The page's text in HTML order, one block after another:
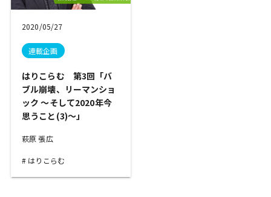
2020/05/27
連載企画
はりこらむ 第3回「バ
ブル崩壊、リーマンショ
ック ～そして2020年今
思うこと(3)～」
萩原 張広
はりこらむ